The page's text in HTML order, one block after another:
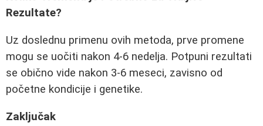
Rezultate?
Uz doslednu primenu ovih metoda, prve promene
mogu se uočiti nakon 4-6 nedelja. Potpuni rezultati
se obično vide nakon 3-6 meseci, zavisno od
početne kondicije i genetike.
Zaključak